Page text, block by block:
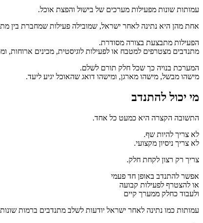
עמותות שונות מפעילות מערכים של בישול והפצת אוכל.
אחת מהן היא נתינה לאחר ישראל, שמובילה פעילות שמחברת בין
הפעילות מתבצעת בצורה מסודרת.
מתנדבים מצטרפים למטבח או לפעילות לוגיסטית, מכינים ארוחות,
המערכת בנויה כך שכל חלק תורם לשלם.
מישהו מבשל, מישהו מארגן, ומישהו דואג שהאוכל יגיע ליעד.
מי יכול להתנדב
התשובה הקצרה היא כמעט כל אחד.
לא צריך להיות שף.
לא צריך ניסיון מקצועי.
צריך רק רצון לקחת חלק.
אפשר להתנדב באופן חד פעמי
או להצטרף לפעילות קבועה
ולעבוד כחלק ממערך קיים
עמותות כמו נתינה לאחר ישראל יודעות לשלב מתנדבים ברמות